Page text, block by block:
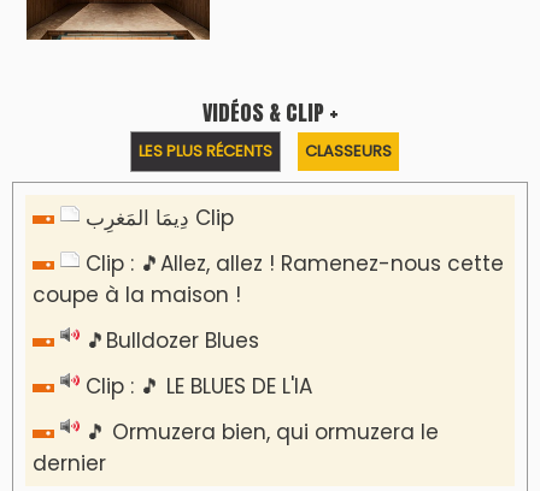
Reportages
Nizar Baraka préside à Marrakech une
l’équité territoriale
​Lancement de la plateforme “Observatoire
des projets” du Ministère de l’Équipement et
AGENDA CULTUREL
Nacim Haddad en Concert à Tétouan – Ayta